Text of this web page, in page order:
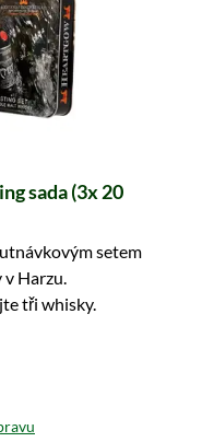
sada (3x 20
setem
Harzu.
tři whisky.